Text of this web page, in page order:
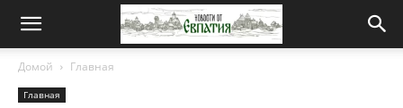
Новости
Домой Главная
Главная